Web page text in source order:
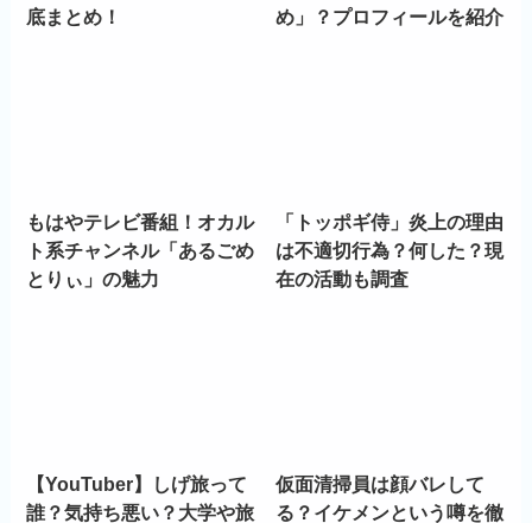
底まとめ！
め」？プロフィールを紹介
もはやテレビ番組！オカル
ト系チャンネル「あるごめ
とりぃ」の魅力
「トッポギ侍」炎上の理由
は不適切行為？何した？現
在の活動も調査
【YouTuber】しげ旅って
誰？気持ち悪い？大学や旅
仮面清掃員は顔バレして
る？イケメンという噂を徹